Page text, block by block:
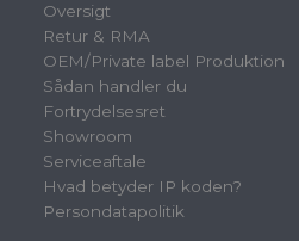
Oversigt
Retur & RMA
OEM/Private label Produktion
Sådan handler du
Fortrydelsesret
Showroom
Serviceaftale
Hvad betyder IP koden?
Persondatapolitik